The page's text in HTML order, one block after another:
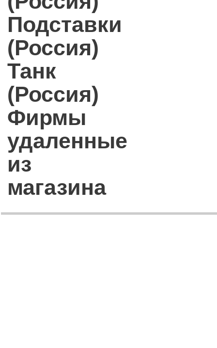
Подставки
(Россия)
Танк
(Россия)
Фирмы
удаленные
из
магазина